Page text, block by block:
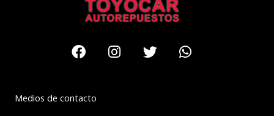
FacebookInstagram
TwitterWhatsapp
Medios de contacto